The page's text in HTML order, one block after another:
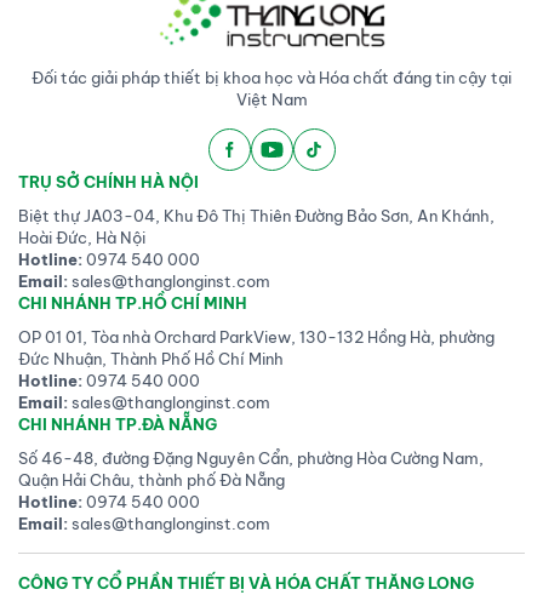
Đối tác giải pháp thiết bị khoa học và Hóa chất đáng tin cậy tại
Việt Nam
TRỤ SỞ CHÍNH HÀ NỘI
Biệt thự JA03-04, Khu Đô Thị Thiên Đường Bảo Sơn, An Khánh,
Hoài Đức, Hà Nội
Hotline:0974 540 000
Email:sales@thanglonginst.com
CHI NHÁNH TP.HỒ CHÍ MINH
OP 01 01, Tòa nhà Orchard ParkView, 130-132 Hồng Hà, phường
Đức Nhuận, Thành Phố Hồ Chí Minh
Hotline:0974 540 000
Email:sales@thanglonginst.com
CHI NHÁNH TP.ĐÀ NẴNG
Số 46-48, đường Đặng Nguyên Cẩn, phường Hòa Cường Nam,
Quận Hải Châu, thành phố Đà Nẵng
Hotline:0974 540 000
Email:sales@thanglonginst.com
CÔNG TY CỔ PHẦN THIẾT BỊ VÀ HÓA CHẤT THĂNG LONG